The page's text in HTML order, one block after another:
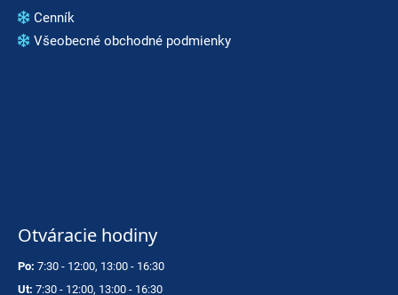
Cenník
Všeobecné obchodné podmienky
Otváracie hodiny
Po: 7:30 - 12:00, 13:00 - 16:30
Ut: 7:30 - 12:00, 13:00 - 16:30